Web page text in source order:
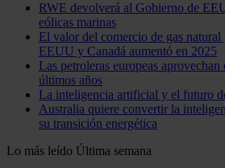
RWE devolverá al Gobierno de
eólicas marinas
El valor del comercio de gas
EEUU y Canadá aumentó en 2025
Las petroleras europeas
últimos años
La inteligencia artificial y el futuro
Australia quiere convertir la
su transición energética
Lo más leído Última semana